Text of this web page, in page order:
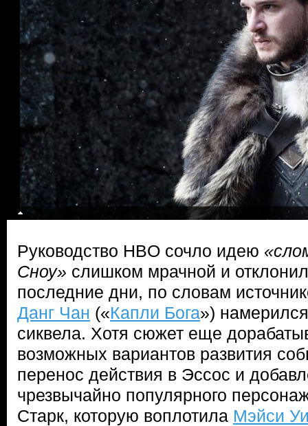
Руководство HBO сочло идею
Сноу» слишком мрачной и
последние дни, по словам
Данг Чан («Капли Бога»)
сиквела. Хотя сюжет еще
возможных вариантов развития
перенос действия в Эссос и
чрезвычайно популярного
Старк, которую воплотила Мэйси